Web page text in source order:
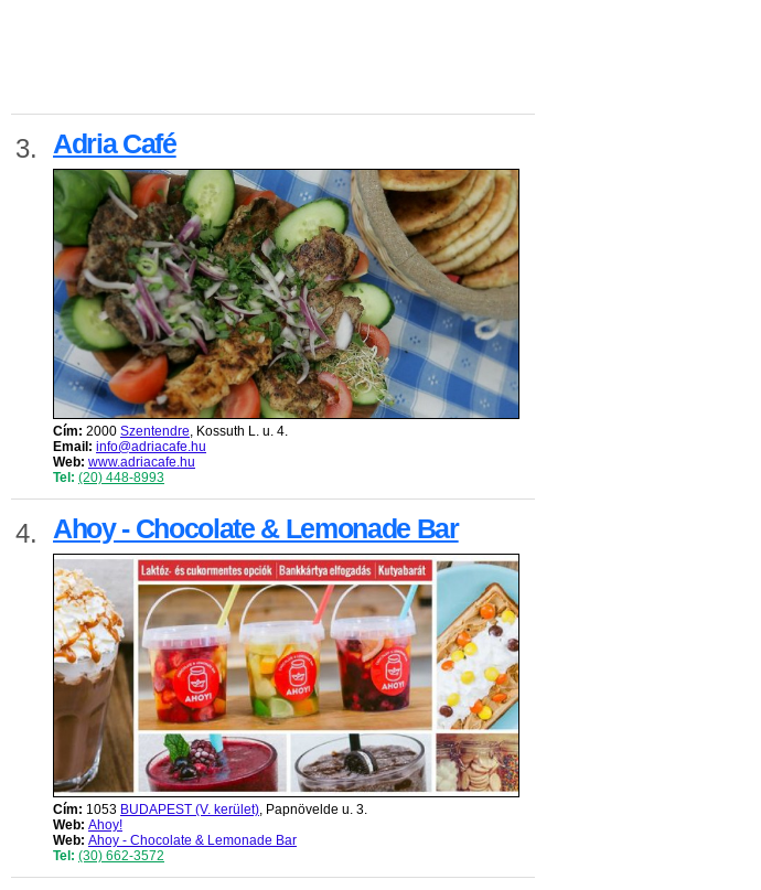
3. Adria Café
Cím: 2000 Szentendre , Kossuth L. u. 4.
Email: info@adriacafe.hu
Web: www.adriacafe.hu
Tel: (20) 448-8993
4. Ahoy - Chocolate & Lemonade Bar
Cím: 1053 BUDAPEST (V. kerület), Papnövelde u. 3.
Web: Ahoy!
Web: Ahoy - Chocolate & Lemonade Bar
Tel: (30) 662-3572